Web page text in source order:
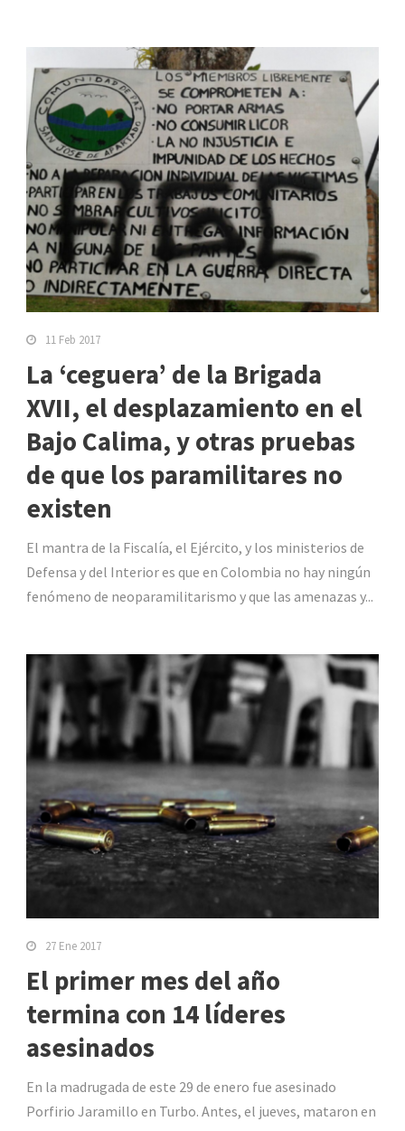
11 Feb 2017
La ‘ceguera’ de la Brigada
XVII, el desplazamiento en el
Bajo Calima, y otras pruebas
de que los paramilitares no
existen
El mantra de la Fiscalía, el Ejército, y los ministerios de
Defensa y del Interior es que en Colombia no hay ningún
fenómeno de neoparamilitarismo y que las amenazas y...
27 Ene 2017
El primer mes del año
termina con 14 líderes
asesinados
En la madrugada de este 29 de enero fue asesinado
Porfirio Jaramillo en Turbo. Antes, el jueves, mataron en